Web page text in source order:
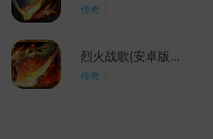
传奇
烈火战歌(安卓版...
传奇